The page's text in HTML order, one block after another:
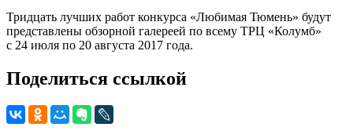
Тридцать лучших работ конкурса «Любимая Тюмень» будут
представлены обзорной галереей по всему ТРЦ «Колумб»
с 24 июля по 20 августа 2017 года.
Поделиться ссылкой